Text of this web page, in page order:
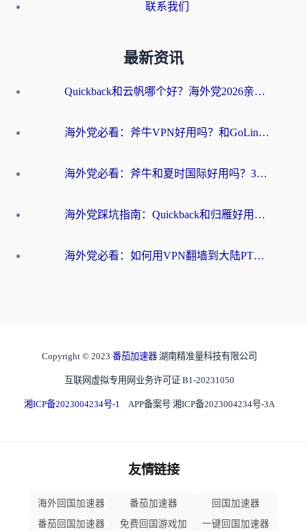
联系我们
最新资讯
Quickback和云帆哪个好？海外党2026亲测指南：选对加速器大陆工具，无缝刷国内剧玩国服
海外党必看：斧牛VPN好用吗？和GoLinkVPN对比哪个回国效果更好？
海外党必看：斧牛和夏时国际好用吗？3步选对回国加速器，无缝刷国内资源
海外党踩坑指南：Quickback和归雁好用吗？选对加速器才能无缝刷国内资源
海外党必看：如何用VPN翻墙到大陆PTT？一篇解决你所有回国加速痛点
Copyright © 2023 番茄加速器 湖南精准量科技有限公司
互联网虚拟专用网业务许可证 B1-20231050
湘ICP备2023004234号-1 APP备案号 湘ICP备2023004234号-3A
友情链接
海外回国加速器 番茄加速器
回国加速器
番茄回国加速器
免费回国游戏加 一键回国加速器